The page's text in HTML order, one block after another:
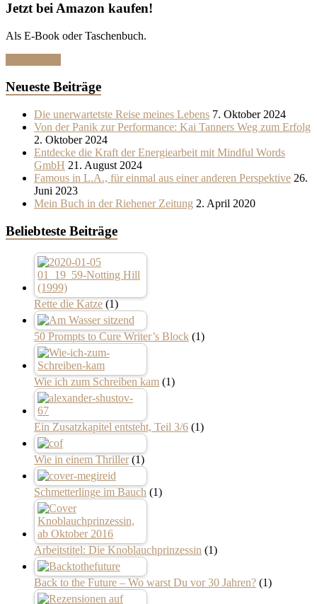
Jetzt bei Amazon kaufen!
Als E-Book oder Taschenbuch.
Neueste Beiträge
Die unerwartetste Reise meines Lebens 7. Oktober 2024
Von der Panik zur Performance: Kai Tanners Weg zum Erfolg
2. Oktober 2024
Entdecke die Kraft der Energiearbeit mit Mindful Words
GmbH 21. August 2024
Famous in L.A., für einmal aus einer anderen Perspektive 26.
Juni 2023
Mein Buch in der Riehener Zeitung 2. April 2020
Beliebteste Beiträge
Rette die Katze (1)
50 Prompts to Cure Writer’s Block (1)
Wie ich zum Schreiben kam (1)
Ein Zusatzkapitel entsteht, Teil 3/6 (1)
Wie in einem Thriller (1)
Schmetterlinge im Bauch (1)
Arbeitstitel: Die Knoblauchprinzessin (1)
Back to the Future – Wo warst Du vor 30 Jahren? (1)